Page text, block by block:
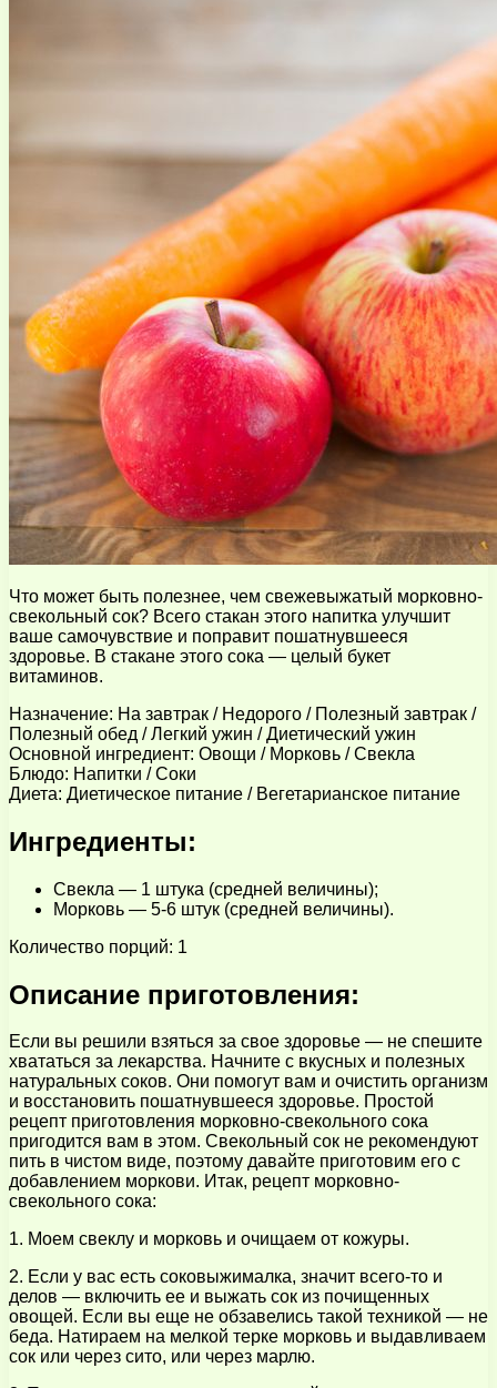
Что может быть полезнее, чем свежевыжатый морковно-
свекольный сок? Всего стакан этого напитка улучшит
ваше самочувствие и поправит пошатнувшееся
здоровье. В стакане этого сока — целый букет
витаминов.
Назначение: На завтрак / Недорого / Полезный завтрак /
Полезный обед / Легкий ужин / Диетический ужин
Основной ингредиент: Овощи / Морковь / Свекла
Блюдо: Напитки / Соки
Диета: Диетическое питание / Вегетарианское питание
Ингредиенты:
Свекла — 1 штука (средней величины);
Морковь — 5-6 штук (средней величины).
Количество порций: 1
Описание приготовления:
Если вы решили взяться за свое здоровье — не спешите
хвататься за лекарства. Начните с вкусных и полезных
натуральных соков. Они помогут вам и очистить организм
и восстановить пошатнувшееся здоровье. Простой
рецепт приготовления морковно-свекольного сока
пригодится вам в этом. Свекольный сок не рекомендуют
пить в чистом виде, поэтому давайте приготовим его с
добавлением моркови. Итак, рецепт морковно-
свекольного сока:
1. Моем свеклу и морковь и очищаем от кожуры.
2. Если у вас есть соковыжималка, значит всего-то и
делов — включить ее и выжать сок из почищенных
овощей. Если вы еще не обзавелись такой техникой — не
беда. Натираем на мелкой терке морковь и выдавливаем
сок или через сито, или через марлю.